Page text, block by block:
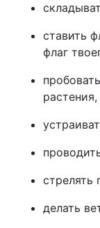
ставить
флаг
растения,
делать